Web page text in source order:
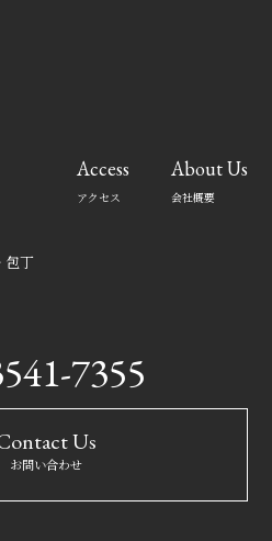
丁
Access
アクセス
About Us
会社概要
7355
Us
お問い合わせ